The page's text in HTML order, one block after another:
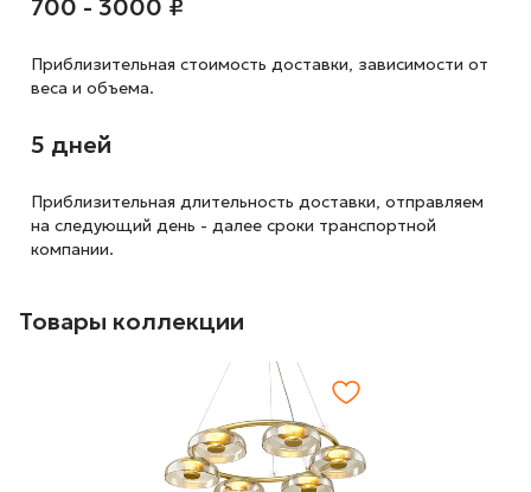
700 - 3000 ₽
Приблизительная стоимость доставки, зависимости от
веса и объема.
5 дней
Приблизительная длительность доставки, отправляем
на следующий день - далее сроки транспортной
компании.
Товары коллекции